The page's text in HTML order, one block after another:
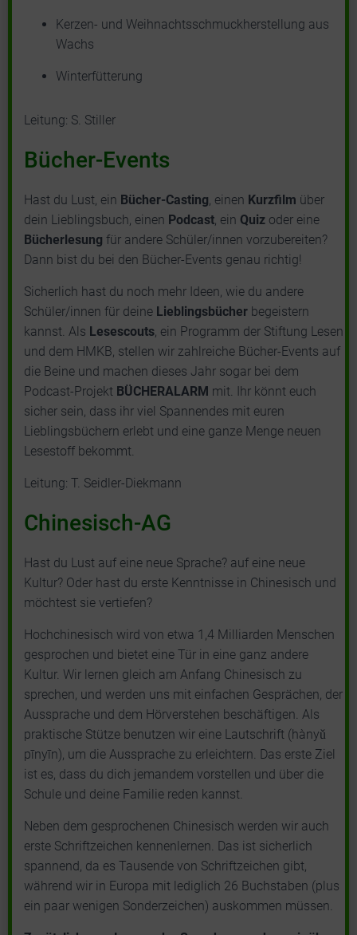
Kerzen- und Weihnachtsschmuckherstellung aus
Wachs
Winterfütterung
Leitung: S. Stiller
Bücher-Events
Hast du Lust, ein Bücher-Casting, einen Kurzfilm über
dein Lieblingsbuch, einen Podcast, ein Quiz oder eine
Bücherlesung für andere Schüler/innen vorzubereiten?
Dann bist du bei den Bücher-Events genau richtig!
Sicherlich hast du noch mehr Ideen, wie du andere
Schüler/innen für deine Lieblingsbücher begeistern
kannst. Als Lesescouts, ein Programm der Stiftung Lesen
und dem HMKB, stellen wir zahlreiche Bücher-Events auf
die Beine und machen dieses Jahr sogar bei dem
Podcast-Projekt BÜCHERALARM mit. Ihr könnt euch
sicher sein, dass ihr viel Spannendes mit euren
Lieblingsbüchern erlebt und eine ganze Menge neuen
Lesestoff bekommt.
Leitung: T. Seidler-Diekmann
Chinesisch-AG
Hast du Lust auf eine neue Sprache? auf eine neue
Kultur? Oder hast du erste Kenntnisse in Chinesisch und
möchtest sie vertiefen?
Hochchinesisch wird von etwa 1,4 Milliarden Menschen
gesprochen und bietet eine Tür in eine ganz andere
Kultur. Wir lernen gleich am Anfang Chinesisch zu
sprechen, und werden uns mit einfachen Gesprächen, der
Aussprache und dem Hörverstehen beschäftigen. Als
praktische Stütze benutzen wir eine Lautschrift (hànyǔ
pīnyīn), um die Aussprache zu erleichtern. Das erste Ziel
ist es, dass du dich jemandem vorstellen und über die
Schule und deine Familie reden kannst.
Neben dem gesprochenen Chinesisch werden wir auch
erste Schriftzeichen kennenlernen. Das ist sicherlich
spannend, da es Tausende von Schriftzeichen gibt,
während wir in Europa mit lediglich 26 Buchstaben (plus
ein paar wenigen Sonderzeichen) auskommen müssen.